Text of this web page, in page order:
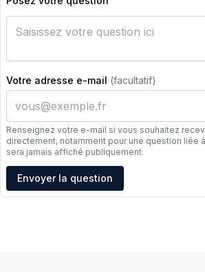
Votre adresse e-mail (facultatif)
Renseignez votre e-mail si vous souhaitez
directement, notamment pour une question liée
sera jamais affiché publiquement.
Adresse e-mail
Envoyer la question